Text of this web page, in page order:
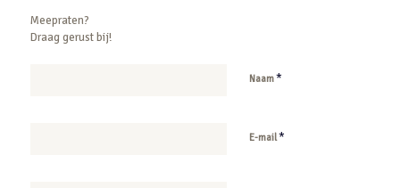
Meepraten?
Draag gerust bij!
Naam*
E-mail*